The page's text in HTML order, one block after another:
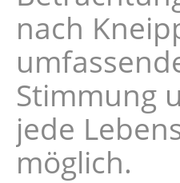
nach
Stimmung
jede
möglich.